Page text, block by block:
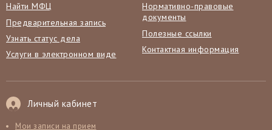
Найти МФЦ
Предварительная запись
Узнать статус дела
Услуги в электронном виде
Нормативно-правовые
документы
Полезные ссылки
Контактная информация
Личный кабинет
Мои записи на прием